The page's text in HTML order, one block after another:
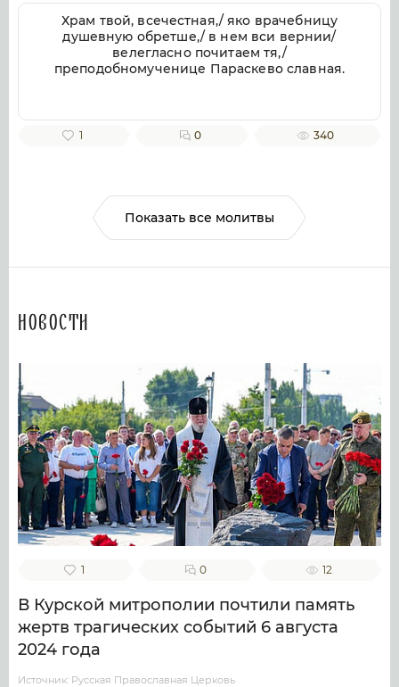
Храм твой, всечестная,/ яко врачебницу
душевную обретше,/ в нем вси вернии/
велегласно почитаем тя,/
преподобномученице Параскево славная.
1 0 340
Показать все молитвы
Новости
1 0 12
В Курской митрополии почтили память
жертв трагических событий 6 августа
2024 года
Источник: Русская Православная Церковь